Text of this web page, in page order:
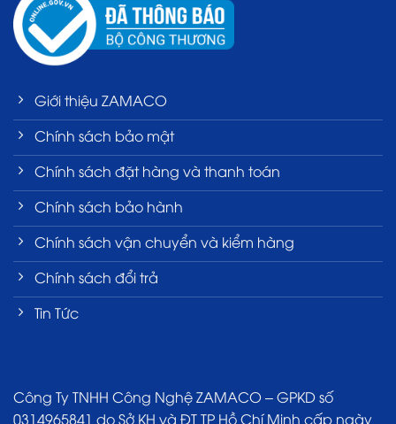
Giới thiệu ZAMACO
Chính sách bảo mật
Chính sách đặt hàng và thanh toán
Chính sách bảo hành
Chính sách vận chuyển và kiểm hàng
Chính sách đổi trả
Tin Tức
Công Ty TNHH Công Nghệ ZAMACO – GPKD số
0314965841 do Sở KH và ĐT TP Hồ Chí Minh cấp ngày